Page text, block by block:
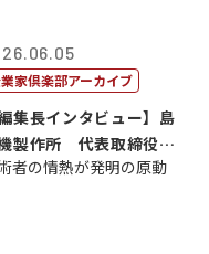
家倶楽部アーカイブ
編集長インタビュー】島
製作所 代表取締役
長 島 正...
者の情熱が発明の原動